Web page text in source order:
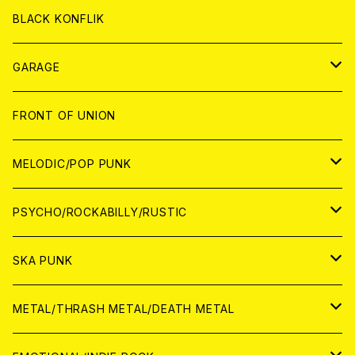
ANALOG
ANALOG
CD
ANALOG
BLACK KONFLIK
GARAGE
JAPAN
アナログ
CD
WORLD
アナログ
CD
FRONT OF UNION
MELODIC/POP PUNK
JAPAN
CD
ANALOG
WORLD
CD
ANALOG
PSYCHO/ROCKABILLY/RUSTIC
JAPAN
CD
ANALOG
WORLD
SKA PUNK
JAPAN
METAL/THRASH METAL/DEATH METAL